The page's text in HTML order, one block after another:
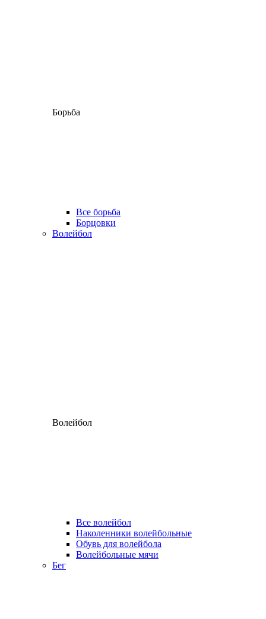
Борьба
Все борьба
Борцовки
Волейбол
Волейбол
Все волейбол
Наколенники волейбольные
Обувь для волейбола
Волейбольные мячи
Бег